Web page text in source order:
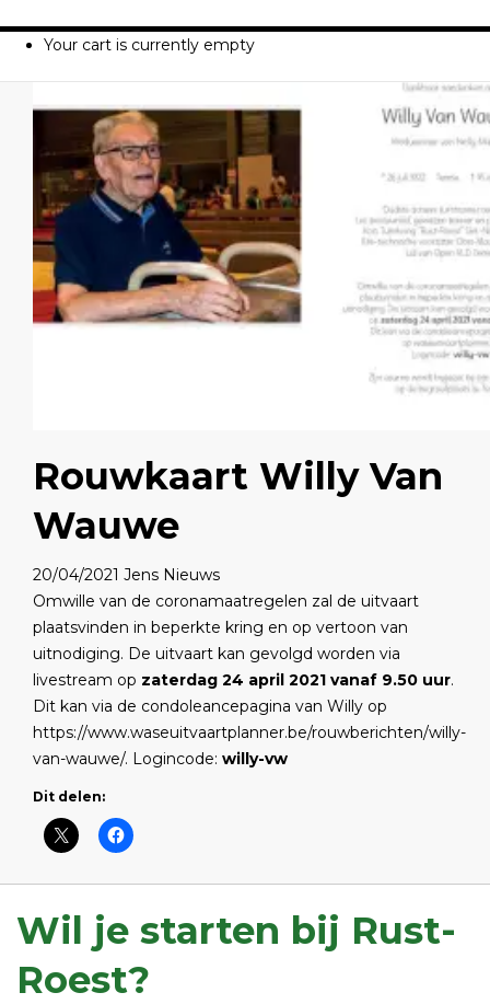
Your cart is currently empty
Rouwkaart Willy Van
Wauwe
20/04/2021 Jens Nieuws
Omwille van de coronamaatregelen zal de uitvaart
plaatsvinden in beperkte kring en op vertoon van
uitnodiging. De uitvaart kan gevolgd worden via
livestream op zaterdag 24 april 2021 vanaf 9.50 uur.
Dit kan via de condoleancepagina van Willy op
https://www.waseuitvaartplanner.be/rouwberichten/willy-
van-wauwe/. Logincode: willy-vw
Dit delen:
Wil je starten bij Rust-
Roest?